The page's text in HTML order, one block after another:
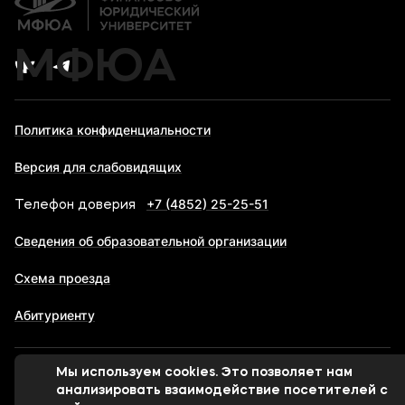
МФЮА
Политика конфиденциальности
Версия для слабовидящих
Телефон доверия +7 (4852) 25-25-51
Сведения об образовательной организации
Схема проезда
Абитуриенту
© 1998-2026 Московский финансово-юридический
университет МФЮА
Мы используем cookies. Это позволяет нам
анализировать взаимодействие посетителей с